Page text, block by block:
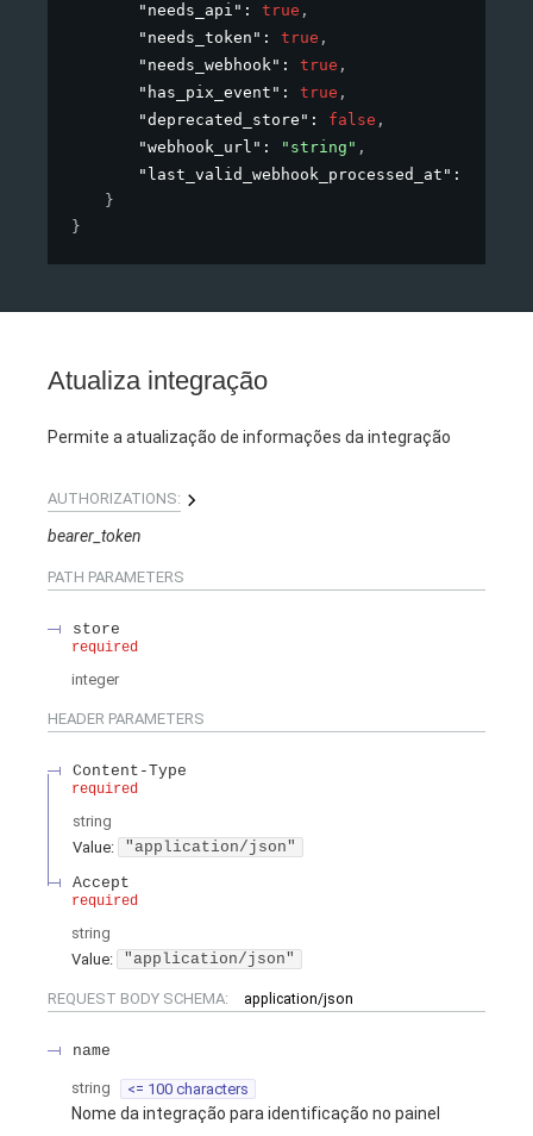
"needs_api" : true ,
"needs_token" : true ,
"needs_webhook" : true ,
"has_pix_event" : true ,
"deprecated_store" : false ,
"webhook_url" : "string" ,
"last_valid_webhook_processed_at" :
}
}
Atualiza integração
Permite a atualização de informações da integração
AUTHORIZATIONS:
bearer_token
PATH PARAMETERS
store
required
integer
HEADER PARAMETERS
Content-Type
required
string
Value: "application/json"
Accept
required
string
Value: "application/json"
REQUEST BODY SCHEMA: application/json
name
string <= 100 characters
Nome da integração para identificação no painel